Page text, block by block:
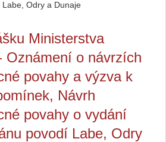
Odry a Dunaje
Ministerstva
Oznámení o návrzích
povahy a výzva k
Návrh
povahy o vydání
povodí Labe, Odry